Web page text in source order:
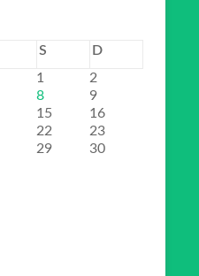
S
D
1
2
8
9
15
16
22
23
29
30